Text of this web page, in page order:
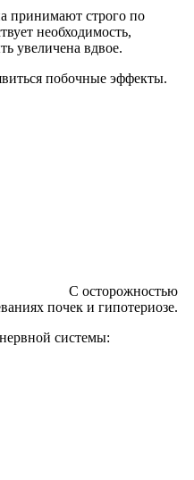
принимают строго по
необходимость,
увеличена вдвое.
побочные эффекты.
С осторожностью
почек и гипотериозе.
системы: